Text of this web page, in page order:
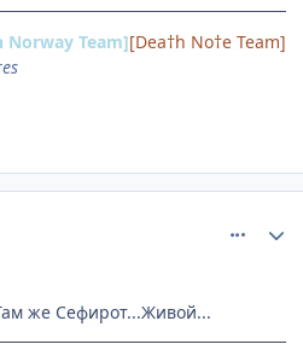
Norway Team][Dea†h No†e Team]
же Сефирот...Живой...